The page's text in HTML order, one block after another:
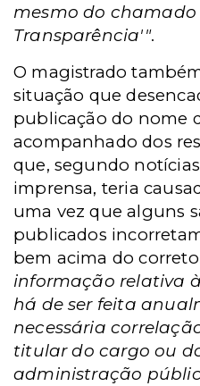
mesmo do
Transparência'".
O magistrado
situação que
publicação do nome
acompanhado dos
que, segundo
imprensa, teria
uma vez que alguns
publicados
bem acima do
informação relativa
há de ser feita
necessária
titular do cargo ou
administração